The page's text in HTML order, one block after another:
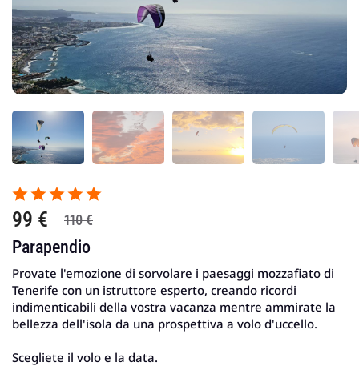
99 € 110 €
Parapendio
Provate l'emozione di sorvolare i paesaggi mozzafiato di
Tenerife con un istruttore esperto, creando ricordi
indimenticabili della vostra vacanza mentre ammirate la
bellezza dell'isola da una prospettiva a volo d'uccello.
Scegliete il volo e la data.